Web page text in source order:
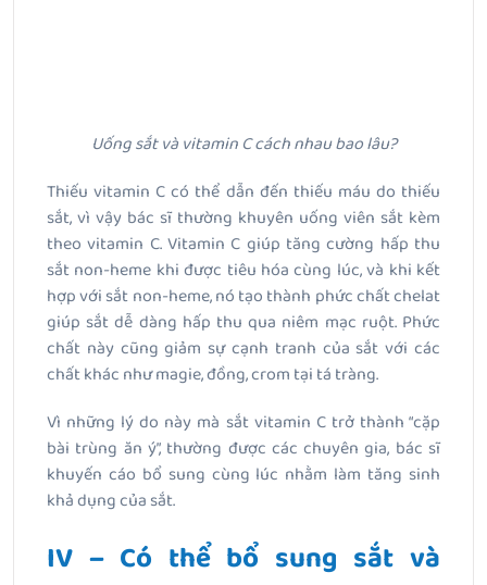
Uống sắt và vitamin C cách nhau bao lâu?
Thiếu vitamin C có thể dẫn đến thiếu máu do thiếu
sắt, vì vậy bác sĩ thường khuyên uống viên sắt kèm
theo vitamin C. Vitamin C giúp tăng cường hấp thu
sắt non-heme khi được tiêu hóa cùng lúc, và khi kết
hợp với sắt non-heme, nó tạo thành phức chất chelat
giúp sắt dễ dàng hấp thu qua niêm mạc ruột. Phức
chất này cũng giảm sự cạnh tranh của sắt với các
chất khác như magie, đồng, crom tại tá tràng.
Vì những lý do này mà sắt vitamin C trở thành “cặp
bài trùng ăn ý”, thường được các chuyên gia, bác sĩ
khuyến cáo bổ sung cùng lúc nhằm làm tăng sinh
khả dụng của sắt.
IV – Có thể bổ sung sắt và